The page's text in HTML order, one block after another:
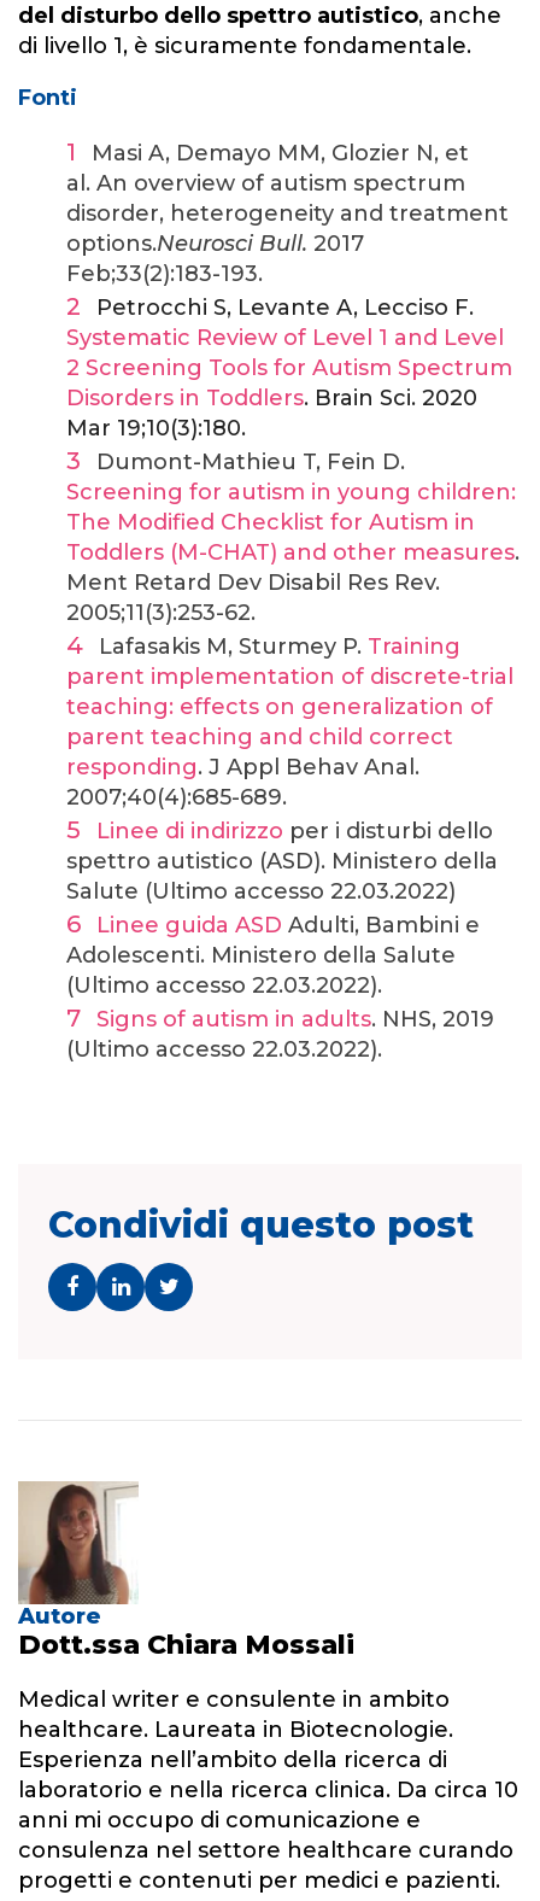
del disturbo dello spettro autistico, anche
di livello 1, è sicuramente fondamentale.
Fonti
Masi A, Demayo MM, Glozier N, et
al. An overview of autism spectrum
disorder, heterogeneity and treatment
options.Neurosci Bull. 2017
Feb;33(2):183-193.
Petrocchi S, Levante A, Lecciso F.
Systematic Review of Level 1 and Level
2 Screening Tools for Autism Spectrum
Disorders in Toddlers. Brain Sci. 2020
Mar 19;10(3):180.
Dumont-Mathieu T, Fein D.
Screening for autism in young children:
The Modified Checklist for Autism in
Toddlers (M-CHAT) and other measures.
Ment Retard Dev Disabil Res Rev.
2005;11(3):253-62.
Lafasakis M, Sturmey P. Training
parent implementation of discrete-trial
teaching: effects on generalization of
parent teaching and child correct
responding. J Appl Behav Anal.
2007;40(4):685-689.
Linee di indirizzo per i disturbi dello
spettro autistico (ASD). Ministero della
Salute (Ultimo accesso 22.03.2022)
Linee guida ASD Adulti, Bambini e
Adolescenti. Ministero della Salute
(Ultimo accesso 22.03.2022).
Signs of autism in adults. NHS, 2019
(Ultimo accesso 22.03.2022).
Condividi questo post
Autore
Dott.ssa Chiara Mossali
Medical writer e consulente in ambito
healthcare. Laureata in Biotecnologie.
Esperienza nell’ambito della ricerca di
laboratorio e nella ricerca clinica. Da circa 10
anni mi occupo di comunicazione e
consulenza nel settore healthcare curando
progetti e contenuti per medici e pazienti.